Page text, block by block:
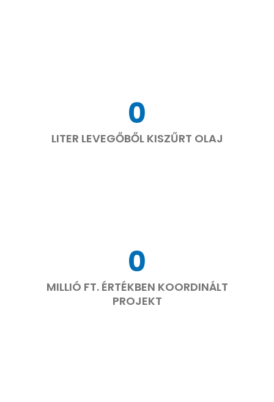
0
LITER LEVEGŐBŐL KISZŰRT OLAJ
0
MILLIÓ FT. ÉRTÉKBEN KOORDINÁLT
PROJEKT